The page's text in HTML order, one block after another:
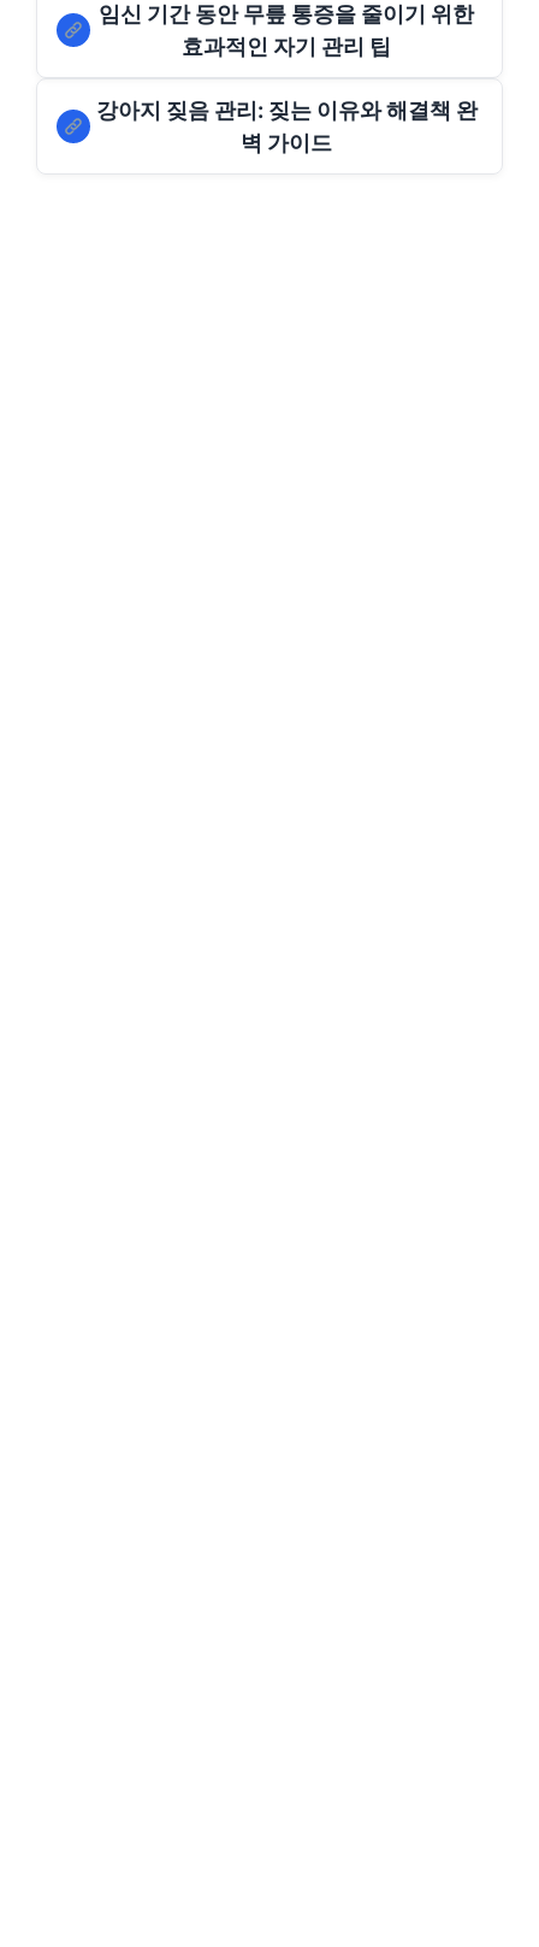
임신 기간 동안 무릎 통증을 줄이기 위한
효과적인 자기 관리 팁
강아지 짖음 관리: 짖는 이유와 해결책 완
벽 가이드